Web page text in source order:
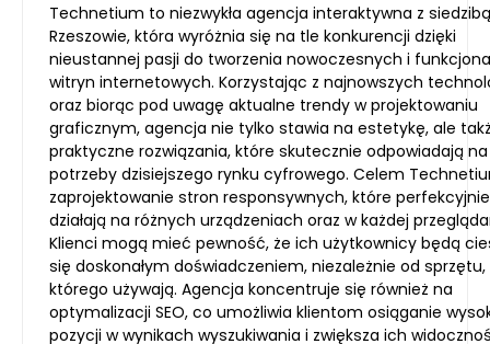
Technetium to niezwykła agencja interaktywna z
Rzeszowie, która wyróżnia się na tle konkurencji dzięki
nieustannej pasji do tworzenia nowoczesnych i
witryn internetowych. Korzystając z najnowszych
oraz biorąc pod uwagę aktualne trendy w projektowaniu
graficznym, agencja nie tylko stawia na estetykę, ale
praktyczne rozwiązania, które skutecznie odpowiadają na
potrzeby dzisiejszego rynku cyfrowego. Celem
zaprojektowanie stron responsywnych, które perfekcyjnie
działają na różnych urządzeniach oraz w każdej
Klienci mogą mieć pewność, że ich użytkownicy będą
się doskonałym doświadczeniem, niezależnie od sprzętu,
którego używają. Agencja koncentruje się również na
optymalizacji SEO, co umożliwia klientom osiąganie
pozycji w wynikach wyszukiwania i zwiększa ich